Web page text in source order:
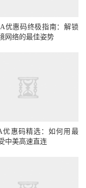
优惠码终极指南：解锁
网络的最佳姿势
优惠码精选：如何用最
中美高速直连